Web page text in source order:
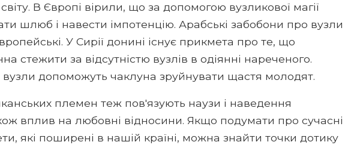
В Європі вірили, що за допомогою вузликової магії
шлюб і навести імпотенцію. Арабські забобони про вузли
У Сирії донині існує прикмета про те, що
стежити за відсутністю вузлів в одіянні нареченого.
допоможуть чаклуна зруйнувати щастя молодят.
племен теж пов'язують наузи і наведення
вплив на любовні відносини. Якщо подумати про сучасні
які поширені в нашій країні, можна знайти точки дотику